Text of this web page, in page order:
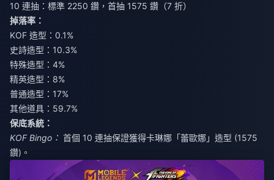
10 連抽：標準 2250 鑽，首抽 1575 鑽（7 折）
掉落率：
KOF 造型：0.1%
史詩造型：10.3%
特殊造型：4%
精英造型：8%
普通造型：17%
其他道具：59.7%
保底系統：
KOF Bingo： 首個 10 連抽保證獲得卡琳娜「蕾歐娜」造型 (1575
鑽)。